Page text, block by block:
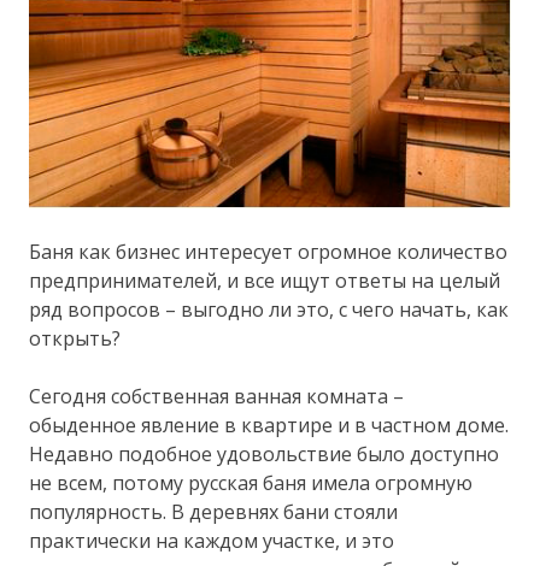
Баня как бизнес интересует огромное количество
предпринимателей, и все ищут ответы на целый
ряд вопросов – выгодно ли это, с чего начать, как
открыть?
Сегодня собственная ванная комната –
обыденное явление в квартире и в частном доме.
Недавно подобное удовольствие было доступно
не всем, потому русская баня имела огромную
популярность. В деревнях бани стояли
практически на каждом участке, и это